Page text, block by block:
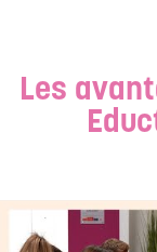
Les